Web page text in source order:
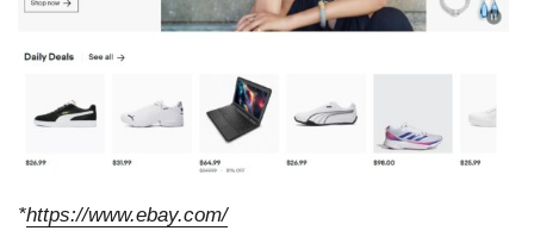
*https://www.ebay.com/